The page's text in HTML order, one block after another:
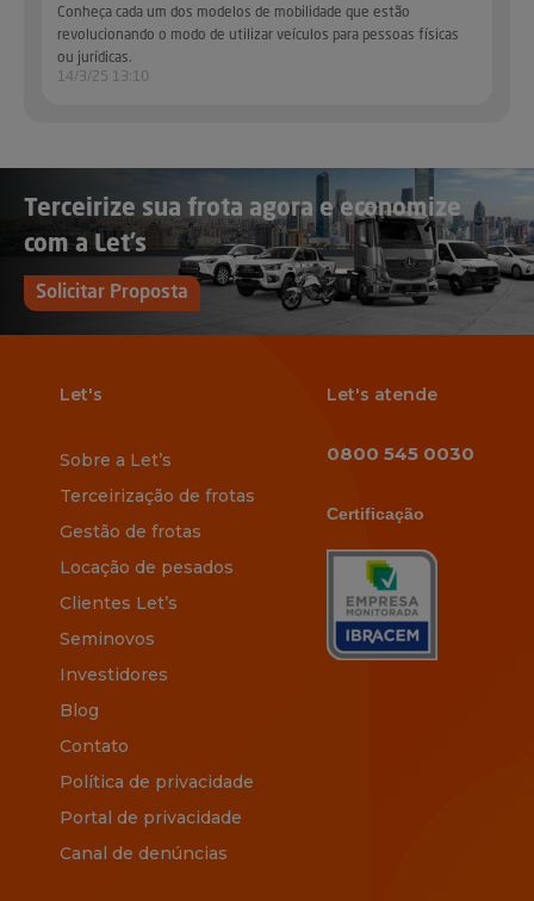
Conheça cada um dos modelos de mobilidade que estão
revolucionando o modo de utilizar veículos para pessoas físicas
ou jurídicas.
14/3/25 13:10
Terceirize sua frota agora e economize
com a Let’s
Solicitar Proposta
Let's
Sobre a Let’s
Terceirização de frotas
Gestão de frotas
Locação de pesados
Clientes Let’s
Seminovos
Investidores
Blog
Contato
Política de privacidade
Portal de privacidade
Canal de denúncias
Let's atende
0800 545 0030
Certificação